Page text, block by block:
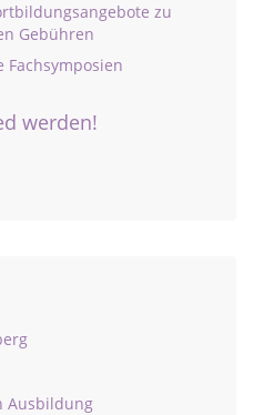
zu
Gebühren
Fachsymposien
werden!
Ausbildung